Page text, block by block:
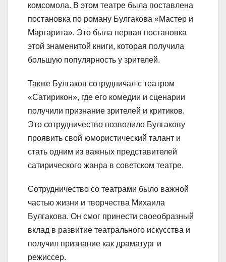
комсомола. В этом театре была поставлена
постановка по роману Булгакова «Мастер и
Маргарита». Это была первая постановка
этой знаменитой книги, которая получила
большую популярность у зрителей.
Также Булгаков сотрудничал с театром
«Сатирикон», где его комедии и сценарии
получили признание зрителей и критиков.
Это сотрудничество позволило Булгакову
проявить свой юмористический талант и
стать одним из важных представителей
сатирического жанра в советском театре.
Сотрудничество со театрами было важной
частью жизни и творчества Михаила
Булгакова. Он смог принести своеобразный
вклад в развитие театрального искусства и
получил признание как драматург и
режиссер.